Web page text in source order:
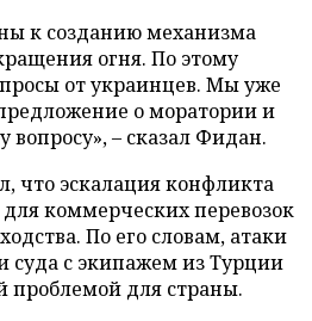
к созданию механизма
огня. По этому
от украинцев. Мы уже
о моратории и
вопросу», – сказал Фидан.
что эскалация конфликта
для коммерческих перевозок
По его словам, атаки
суда с экипажем из Турции
проблемой для страны.